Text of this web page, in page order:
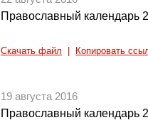
Православный календарь
Скачать файл Копировать
19 августа 2016
Православный календарь